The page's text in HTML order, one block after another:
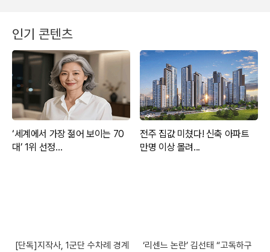
인기 콘텐츠
[단독]지작사, 1군단 수차례 경계
‘리센느 논란’ 김선태 “고독하구